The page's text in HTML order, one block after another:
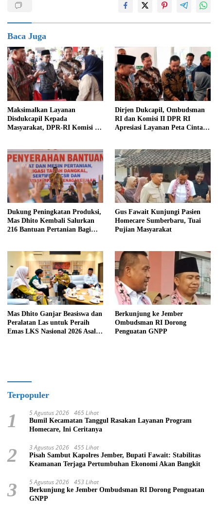
Baca Juga
Maksimalkan Layanan
Disdukcapil Kepada
Masyarakat, DPR-RI Komisi II
Dirjen Dukcapil, Ombudsman
RI dan Komisi II DPR RI
Apresiasi Layanan Peta Cinta di
Dukung Peningkatan Produksi,
Mas Dhito Kembali Salurkan
216 Bantuan Pertanian Bagi
Gus Fawait Kunjungi Pasien
Homecare Sumberbaru, Tuai
Pujian Masyarakat
Mas Dhito Ganjar Beasiswa dan
Peralatan Las untuk Peraih
Emas LKS Nasional 2026 Asal
Berkunjung ke Jember
Ombudsman RI Dorong
Penguatan GNPP
Terpopuler
1 5 Agustus 2026 465 Lihat
Bumil Kecamatan Tanggul Rasakan Layanan Program
Homecare, Ini Ceritanya
2 3 Agustus 2026 455 Lihat
Pisah Sambut Kapolres Jember, Bupati Fawait: Stabilitas
Keamanan Terjaga Pertumbuhan Ekonomi Akan Bangkit
3 5 Agustus 2026 453 Lihat
Berkunjung ke Jember Ombudsman RI Dorong Penguatan
GNPP